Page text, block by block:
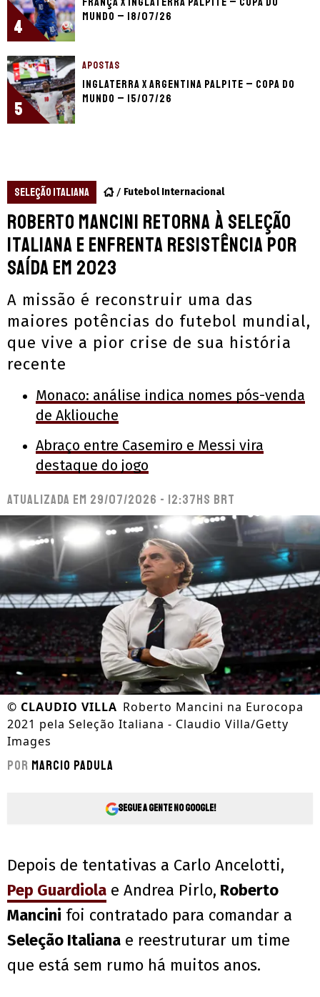
4
Mundo – 18/07/26
5
APOSTAS
Inglaterra x Argentina palpite – Copa do
Mundo – 15/07/26
SELEÇÃO ITALIANA Futebol Internacional
Roberto Mancini retorna à Seleção
Italiana e enfrenta resistência por
saída em 2023
A missão é reconstruir uma das
maiores potências do futebol mundial,
que vive a pior crise de sua história
recente
Monaco: análise indica nomes pós-venda
de Akliouche
Abraço entre Casemiro e Messi vira
destaque do jogo
Atualizada em 29/07/2026 - 12:37hs BRT
© CLAUDIO VILLA Roberto Mancini na Eurocopa
2021 pela Seleção Italiana - Claudio Villa/Getty
Images
Por Marcio Padula
Segue a gente no Google!
Depois de tentativas a Carlo Ancelotti,
Pep Guardiola e Andrea Pirlo, Roberto
Mancini foi contratado para comandar a
Seleção Italiana e reestruturar um time
que está sem rumo há muitos anos.